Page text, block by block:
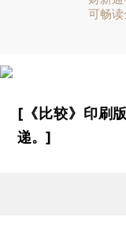
可畅读
[《比较》印刷版
递。]